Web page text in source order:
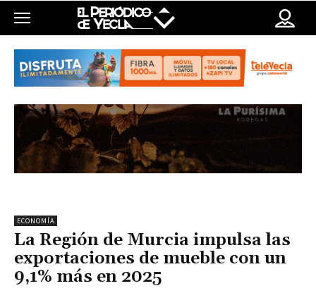
ECONOMÍA
La Región de Murcia impulsa las
exportaciones de mueble con un
9,1% más en 2025